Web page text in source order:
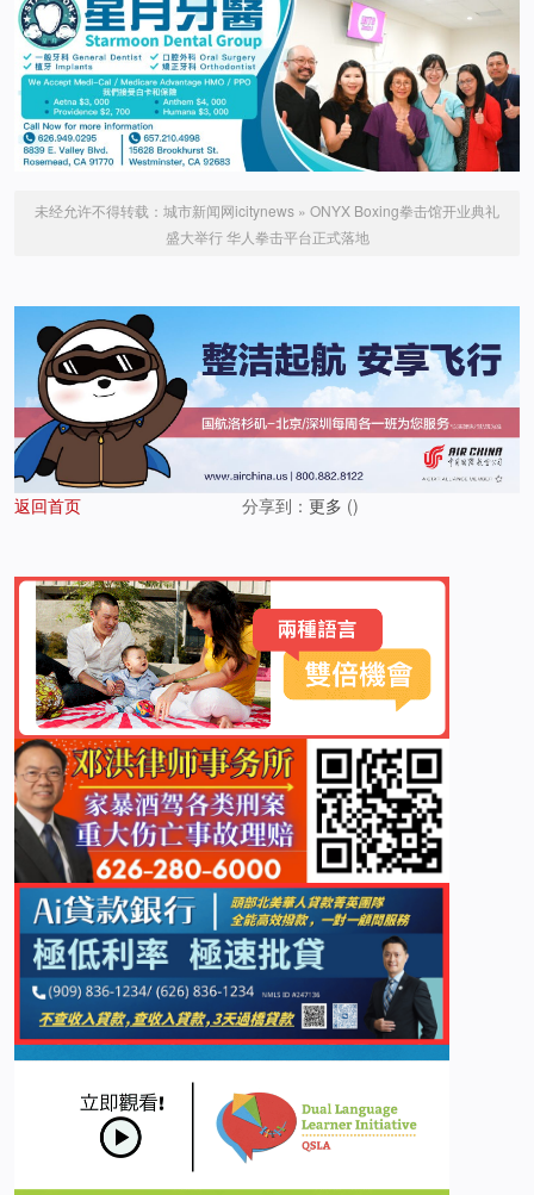
未经允许不得转载： 城市新闻网icitynews » ONYX Boxing拳击馆开业典礼
盛大举行 华人拳击平台正式落地
返回首页 分享到： 更多 ()